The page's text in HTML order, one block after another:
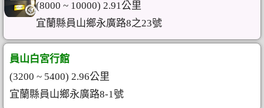
(8000 ~ 10000) 2.91公里
宜蘭縣員山鄉永廣路8之23號
員山白宮行館
(3200 ~ 5400) 2.96公里
宜蘭縣員山鄉永廣路8-1號